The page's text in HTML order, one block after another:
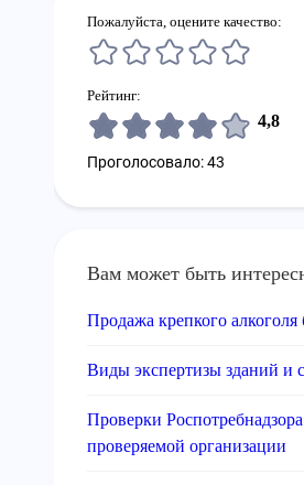
Пожалуйста, оцените качество:
Рейтинг:
4,8
Проголосовало: 43
Вам может быть
Продажа крепкого алкоголя
Виды экспертизы зданий и
Проверки
проверяемой организации